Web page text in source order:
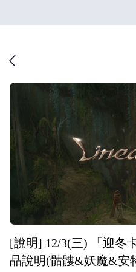
[說明] 12/3(三) 「迎冬
品說明(骷髏&妖魔&安